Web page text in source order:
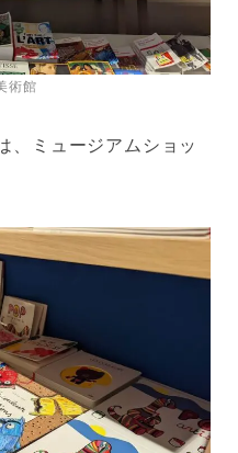
術館
、ミュージアムショッ